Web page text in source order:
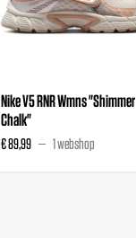
Nike V5 RNR Wmns "Shimmer
Chalk"
€ 89,99 1 webshop